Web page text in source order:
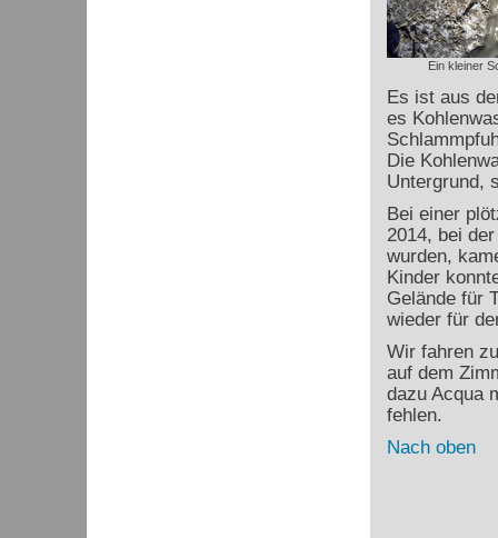
Ein kleiner
Es ist aus
es
Die
Untergrund,
Bei einer
2014, bei
wurden,
Kinder
Gelände für
wieder für
Wir fahren
auf dem
dazu Acqua
fehlen.
Nach oben